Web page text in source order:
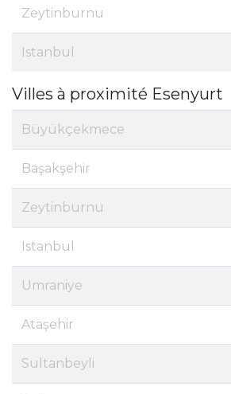
Zeytinburnu
Istanbul
Villes à proximité Esenyurt
Büyükçekmece
Başakşehir
Zeytinburnu
Istanbul
Umraniye
Ataşehir
Sultanbeyli